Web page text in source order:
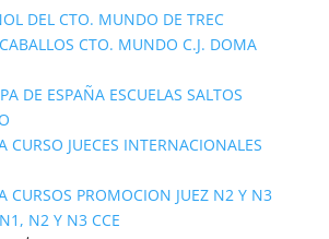
DEL CTO. MUNDO DE TREC
CTO. MUNDO C.J. DOMA
DE ESPAÑA ESCUELAS SALTOS
CURSO JUECES INTERNACIONALES
CURSOS PROMOCION JUEZ N2 Y N3
N2 Y N3 CCE